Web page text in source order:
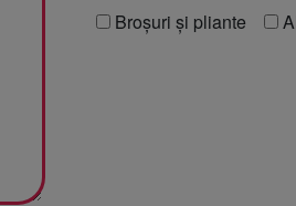
Broșuri și pliante